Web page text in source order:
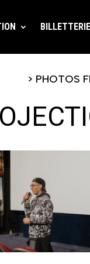
BILLETTERIE
> PHOTOS